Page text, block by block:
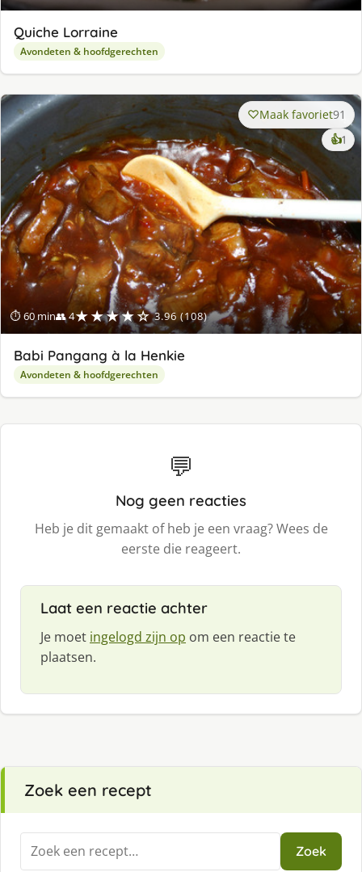
Quiche Lorraine
Avondeten & hoofdgerechten
⏱ 60 min👥 4★★★★☆ 3.96 (108)
Maak favoriet91
👍1
Babi Pangang à la Henkie
Avondeten & hoofdgerechten
💬
Nog geen reacties
Heb je dit gemaakt of heb je een vraag? Wees de
eerste die reageert.
Laat een reactie achter
Je moet ingelogd zijn op om een reactie te
plaatsen.
Zoek een recept
Zoeken
naar:
Zoek